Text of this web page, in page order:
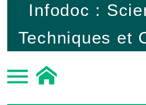
Infodoc :
Techniques et